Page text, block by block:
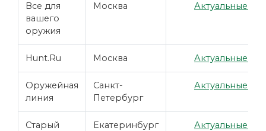
Все для
вашего
оружия
Москва Актуальные
Hunt.Ru Москва Актуальные
Оружейная
линия
Санкт-
Петербург
Актуальные
Старый
Екатеринбург Актуальные